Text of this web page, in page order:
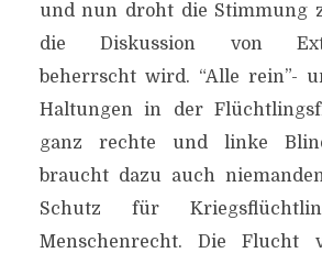
und nun droht die Stimmung
die Diskussion von
beherrscht wird. “Alle rein”-
Haltungen in der
ganz rechte und linke
braucht dazu auch
Schutz für
Menschenrecht. Die